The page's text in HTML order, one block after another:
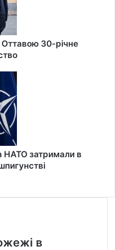
Оттавою 30-річне
НАТО затримали в
в